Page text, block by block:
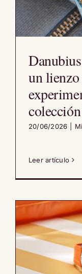
un
20/06/2026
Leer artículo